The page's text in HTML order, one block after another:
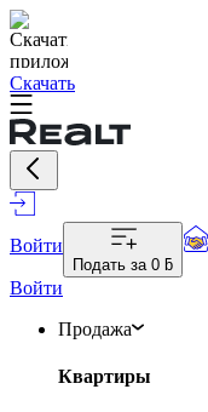
Скачать
Войти
Подать за 0 ƃ
Войти
Продажа
Квартиры